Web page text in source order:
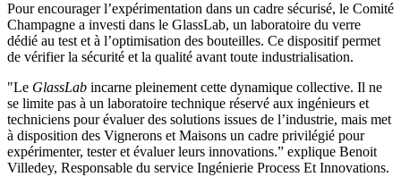
Pour encourager l’expérimentation dans un cadre sécurisé, le Comité
Champagne a investi dans le GlassLab, un laboratoire du verre
dédié au test et à l’optimisation des bouteilles. Ce dispositif permet
de vérifier la sécurité et la qualité avant toute industrialisation.
"Le GlassLab incarne pleinement cette dynamique collective. Il ne
se limite pas à un laboratoire technique réservé aux ingénieurs et
techniciens pour évaluer des solutions issues de l’industrie, mais met
à disposition des Vignerons et Maisons un cadre privilégié pour
expérimenter, tester et évaluer leurs innovations.” explique Benoit
Villedey, Responsable du service Ingénierie Process Et Innovations.